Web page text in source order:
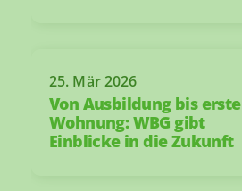
25. Mär 2026
Von Ausbildung bis erste
Wohnung: WBG gibt
Einblicke in die Zukunft